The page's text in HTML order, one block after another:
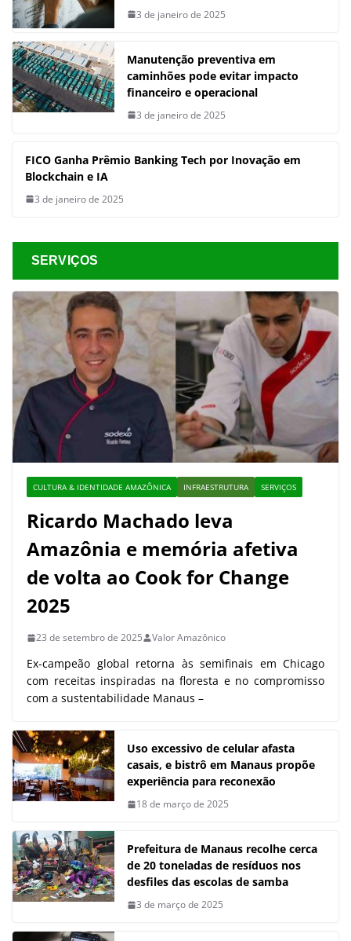
3 de janeiro de 2025
Manutenção preventiva em
caminhões pode evitar impacto
financeiro e operacional
3 de janeiro de 2025
FICO Ganha Prêmio Banking Tech por Inovação em
Blockchain e IA
3 de janeiro de 2025
SERVIÇOS
CULTURA & IDENTIDADE AMAZÔNICA INFRAESTRUTURA SERVIÇOS
Ricardo Machado leva
Amazônia e memória afetiva
de volta ao Cook for Change
2025
23 de setembro de 2025 Valor Amazônico
Ex-campeão global retorna às semifinais em Chicago
com receitas inspiradas na floresta e no compromisso
com a sustentabilidade Manaus –
Uso excessivo de celular afasta
casais, e bistrô em Manaus propõe
experiência para reconexão
18 de março de 2025
Prefeitura de Manaus recolhe cerca
de 20 toneladas de resíduos nos
desfiles das escolas de samba
3 de março de 2025